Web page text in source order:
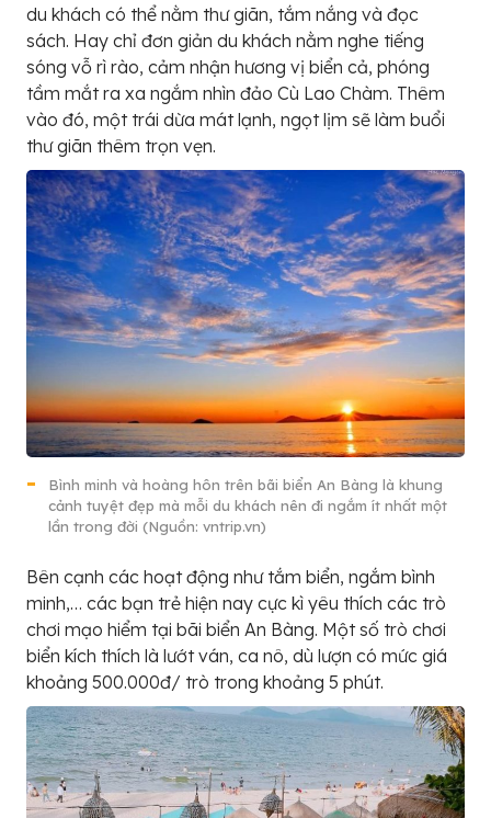
du khách có thể nằm thư giãn, tắm nắng và đọc
sách. Hay chỉ đơn giản du khách nằm nghe tiếng
sóng vỗ rì rào, cảm nhận hương vị biển cả, phóng
tầm mắt ra xa ngắm nhìn đảo Cù Lao Chàm. Thêm
vào đó, một trái dừa mát lạnh, ngọt lịm sẽ làm buổi
thư giãn thêm trọn vẹn.
Bình minh và hoàng hôn trên bãi biển An Bàng là khung
cảnh tuyệt đẹp mà mỗi du khách nên đi ngắm ít nhất một
lần trong đời (Nguồn: vntrip.vn)
Bên cạnh các hoạt động như tắm biển, ngắm bình
minh,… các bạn trẻ hiện nay cực kì yêu thích các trò
chơi mạo hiểm tại bãi biển An Bàng. Một số trò chơi
biển kích thích là lướt ván, ca nô, dù lượn có mức giá
khoảng 500.000đ/ trò trong khoảng 5 phút.